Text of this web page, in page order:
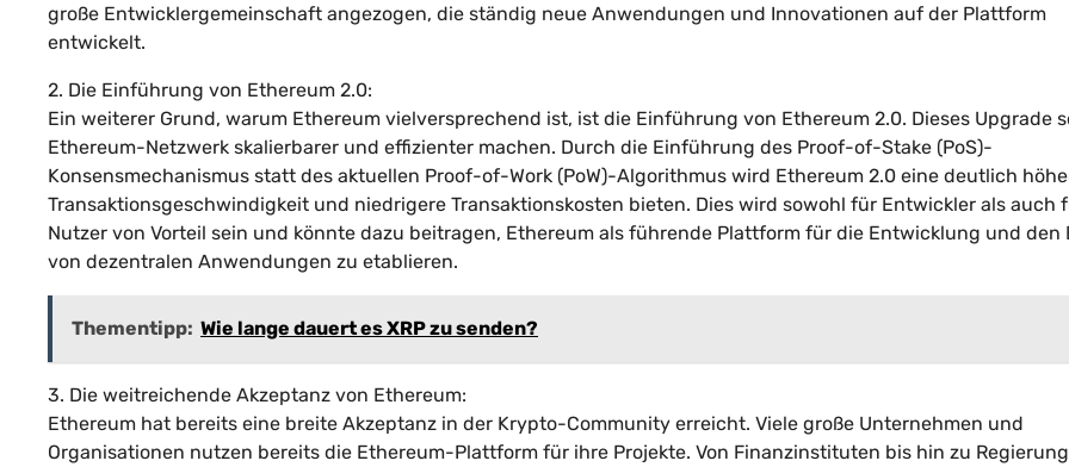
große Entwicklergemeinschaft angezogen, die ständig neue Anwendungen und Innovationen auf der Plattform
entwickelt.
2. Die Einführung von Ethereum 2.0:
Ein weiterer Grund, warum Ethereum vielversprechend ist, ist die Einführung von Ethereum 2.0. Dieses Upgrade
Ethereum-Netzwerk skalierbarer und effizienter machen. Durch die Einführung des Proof-of-Stake (PoS)-
Konsensmechanismus statt des aktuellen Proof-of-Work (PoW)-Algorithmus wird Ethereum 2.0 eine deutlich
Transaktionsgeschwindigkeit und niedrigere Transaktionskosten bieten. Dies wird sowohl für Entwickler als auch
Nutzer von Vorteil sein und könnte dazu beitragen, Ethereum als führende Plattform für die Entwicklung und den
von dezentralen Anwendungen zu etablieren.
Thementipp: Wie lange dauert es XRP zu senden?
3. Die weitreichende Akzeptanz von Ethereum:
Ethereum hat bereits eine breite Akzeptanz in der Krypto-Community erreicht. Viele große Unternehmen und
Organisationen nutzen bereits die Ethereum-Plattform für ihre Projekte. Von Finanzinstituten bis hin zu